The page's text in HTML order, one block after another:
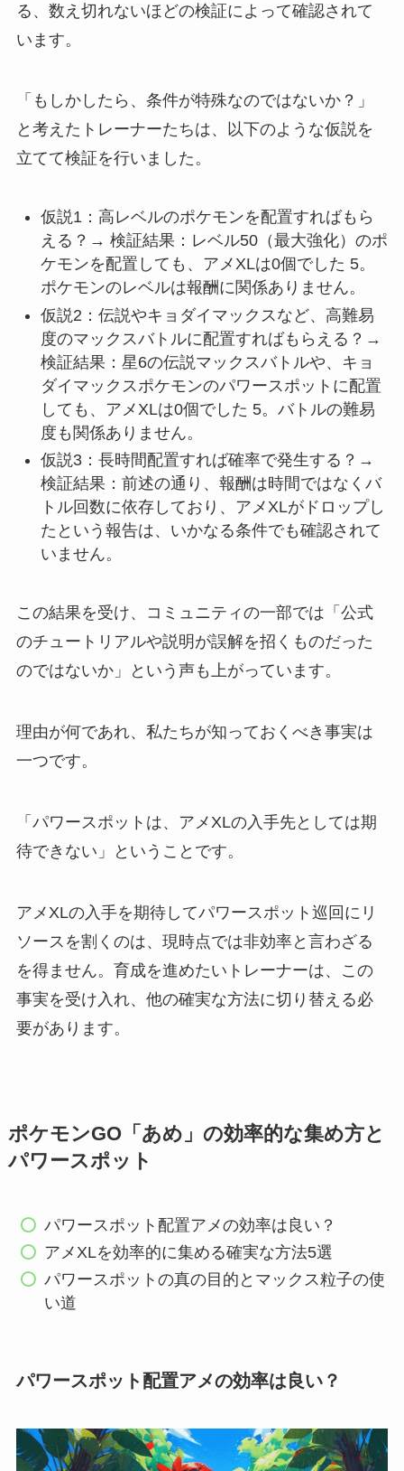
る、数え切れないほどの検証によって確認されて
います。
「もしかしたら、条件が特殊なのではないか？」
と考えたトレーナーたちは、以下のような仮説を
立てて検証を行いました。
仮説1：高レベルのポケモンを配置すればもら
える？→ 検証結果：レベル50（最大強化）のポ
ケモンを配置しても、アメXLは0個でした 5。
ポケモンのレベルは報酬に関係ありません。
仮説2：伝説やキョダイマックスなど、高難易
度のマックスバトルに配置すればもらえる？→
検証結果：星6の伝説マックスバトルや、キョ
ダイマックスポケモンのパワースポットに配置
しても、アメXLは0個でした 5。バトルの難易
度も関係ありません。
仮説3：長時間配置すれば確率で発生する？→
検証結果：前述の通り、報酬は時間ではなくバ
トル回数に依存しており、アメXLがドロップし
たという報告は、いかなる条件でも確認されて
いません。
この結果を受け、コミュニティの一部では「公式
のチュートリアルや説明が誤解を招くものだった
のではないか」という声も上がっています。
理由が何であれ、私たちが知っておくべき事実は
一つです。
「パワースポットは、アメXLの入手先としては期
待できない」ということです。
アメXLの入手を期待してパワースポット巡回にリ
ソースを割くのは、現時点では非効率と言わざる
を得ません。育成を進めたいトレーナーは、この
事実を受け入れ、他の確実な方法に切り替える必
要があります。
ポケモンGO「あめ」の効率的な集め方と
パワースポット
パワースポット配置アメの効率は良い？
アメXLを効率的に集める確実な方法5選
パワースポットの真の目的とマックス粒子の使
い道
パワースポット配置アメの効率は良い？